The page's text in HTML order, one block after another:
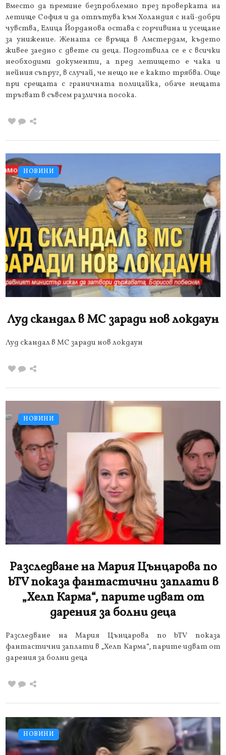
Вместо да премине безпроблемно през проверката на
летище София и да отпътува към Холандия с най-добри
чувства, Елица Йорданова остава с горчивина и усещане
за унижение. Жената се връща в Амстердам, където
живее заедно с двете си деца. Подготвила се е с всички
необходими документи, а пред летището е чака и
нейния съпруг, в случай, че нещо не е както трябва. Още
при срещата с граничната полицайка, обаче нещата
тръгват в съвсем различна посока.
НОВИНИ
Луд скандал в МС заради нов локдаун
Луд скандал в МС заради нов локдаун
НОВИНИ
Разследване на Мария Цънцарова по
bTV показа фантастични заплати в
„Хелп Карма“, парите идват от
дарения за болни деца
Разследване на Мария Цънцарова по bTV показа
фантастични заплати в „Хелп Карма“, парите идват от
дарения за болни деца
НОВИНИ